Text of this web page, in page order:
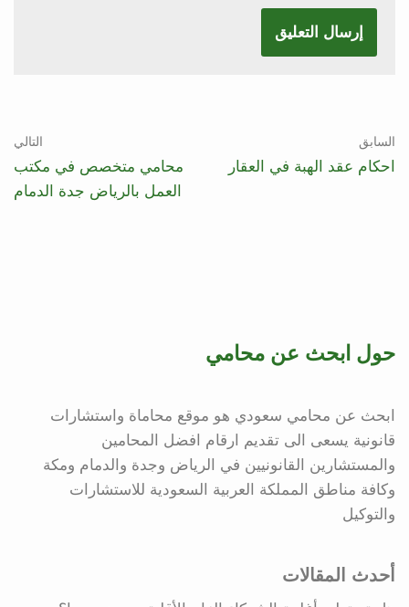
السابق
احكام عقد الهبة في العقار
التالي
محامي متخصص في مكتب
العمل بالرياض جدة الدمام
حول ابحث عن محامي
ابحث عن محامي سعودي هو موقع محاماة واستشارات
قانونية يسعى الى تقديم ارقام افضل المحامين
والمستشارين القانونيين في الرياض وجدة والدمام ومكة
وكافة مناطق المملكة العربية السعودية للاستشارات
والتوكيل
أحدث المقالات